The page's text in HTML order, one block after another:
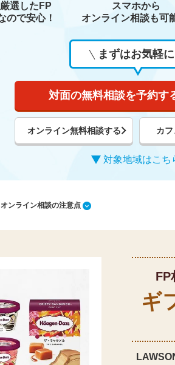
厳選したFP
ので安心！
スマホから
オンライン相談も可
まずはお気軽に
対面の無料相談を予約す
オンライン無料相談する カ
対象地域はこち
ンライン相談の注意点
FP
ギ